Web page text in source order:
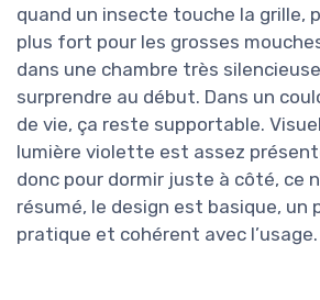
quand un insecte touche la grille,
plus fort pour les grosses
dans une chambre très
surprendre au début. Dans un
de vie, ça reste supportable.
lumière violette est assez
donc pour dormir juste à côté, ce
résumé, le design est basique, un
pratique et cohérent avec l’usage.